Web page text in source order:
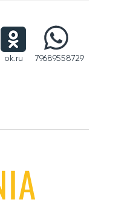
ok.ru 79689558729